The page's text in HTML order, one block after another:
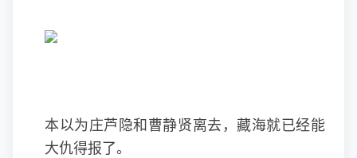
本以为庄芦隐和曹静贤离去，藏海就已经能
大仇得报了。